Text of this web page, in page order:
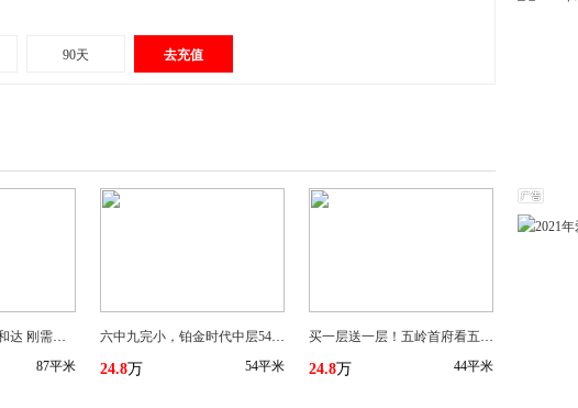
90天 去充值
高铁大盘好房推荐和达 刚需三房比县城更有性价比 只要3000多 26.8万可以买小3 房
87平米
六中九完小，铂金时代中层54平1室1厅1卫24.8万
54平米
24.8万
买一层送一层！五岭首府看五岭阁双层复式景观无敌送车位
44平米
24.8万